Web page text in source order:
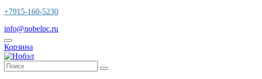
+7915-160-5230
info@nobelpc.ru
Корзина